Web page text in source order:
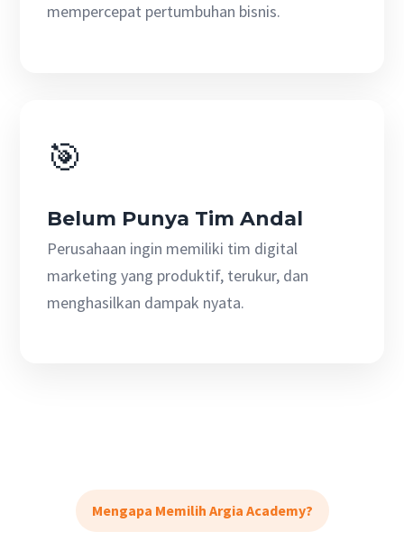
mempercepat pertumbuhan bisnis.
🎯
Belum Punya Tim Andal
Perusahaan ingin memiliki tim digital
marketing yang produktif, terukur, dan
menghasilkan dampak nyata.
Mengapa Memilih Argia Academy?